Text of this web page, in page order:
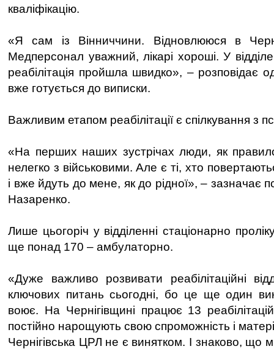
кваліфікацію.
«Я сам із Вінниччини. Відновлююся в
Медперсонал уважний, лікарі хороші. У
реабілітація пройшла швидко», – розповідає
вже готується до виписки.
Важливим етапом реабілітації є спілкування з
«На перших наших зустрічах люди, як
нелегко з військовими. Але є ті, хто
і вже йдуть до мене, як до рідної», – зазначає
Назаренко.
Лише цьогоріч у відділенні стаціонарно
ще понад 170 – амбулаторно.
«Дуже важливо розвивати реабілітаційні
ключових питань сьогодні, бо це ще один
воює. На Чернігівщині працює 13
постійно нарощують свою спроможність і
Чернігівська ЦРЛ не є винятком. І знаково, що